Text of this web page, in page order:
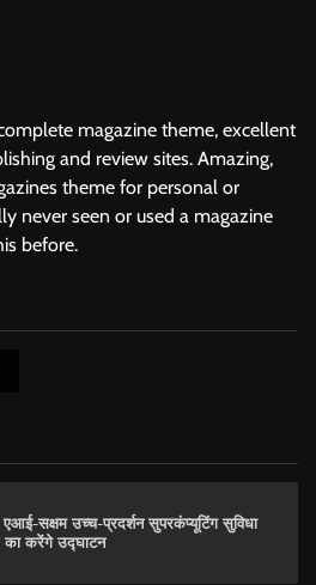
magazine theme, excellent
and review sites. Amazing,
theme for personal or
never seen or used a magazine
before.
एआई-सक्षम उच्च-प्रदर्शन सुपरकंप्यूटिंग सुविधा
का करेंगे उद्घाटन